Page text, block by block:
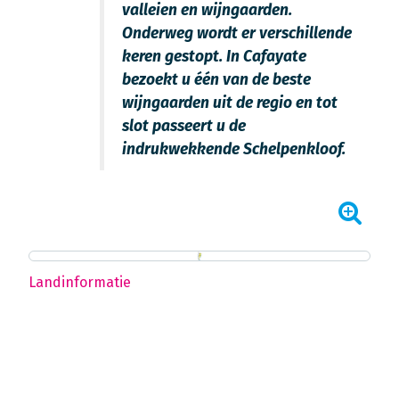
valleien en wijngaarden.
Onderweg wordt er verschillende
keren gestopt. In Cafayate
bezoekt u één van de beste
wijngaarden uit de regio en tot
slot passeert u de
indrukwekkende Schelpenkloof.
Landinformatie